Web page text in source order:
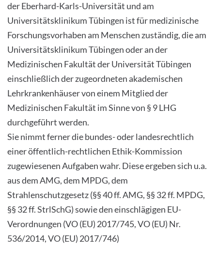
der Eberhard-Karls-Universität und am
Universitätsklinikum Tübingen ist für medizinische
Forschungsvorhaben am Menschen zuständig, die am
Universitätsklinikum Tübingen oder an der
Medizinischen Fakultät der Universität Tübingen
einschließlich der zugeordneten akademischen
Lehrkrankenhäuser von einem Mitglied der
Medizinischen Fakultät im Sinne von § 9 LHG
durchgeführt werden.
Sie nimmt ferner die bundes- oder landesrechtlich
einer öffentlich-rechtlichen Ethik-Kommission
zugewiesenen Aufgaben wahr. Diese ergeben sich u.a.
aus dem AMG, dem MPDG, dem
Strahlenschutzgesetz (§§ 40 ff. AMG, §§ 32 ff. MPDG,
§§ 32 ff. StrlSchG) sowie den einschlägigen EU-
Verordnungen (VO (EU) 2017/745, VO (EU) Nr.
536/2014, VO (EU) 2017/746)